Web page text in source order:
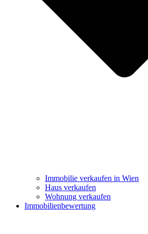
Immobilie verkaufen in Wien
Haus verkaufen
Wohnung verkaufen
Immobilienbewertung